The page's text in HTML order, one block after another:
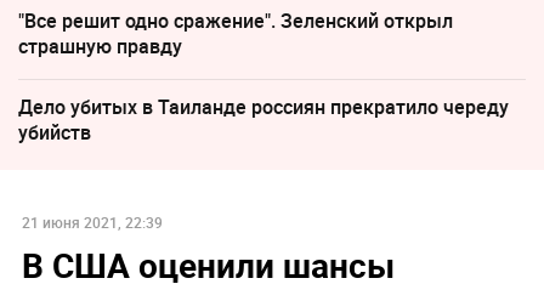
"Все решит одно сражение". Зеленский открыл
страшную правду
Дело убитых в Таиланде россиян прекратило череду
убийств
21 июня 2021, 22:39
В США оценили шансы